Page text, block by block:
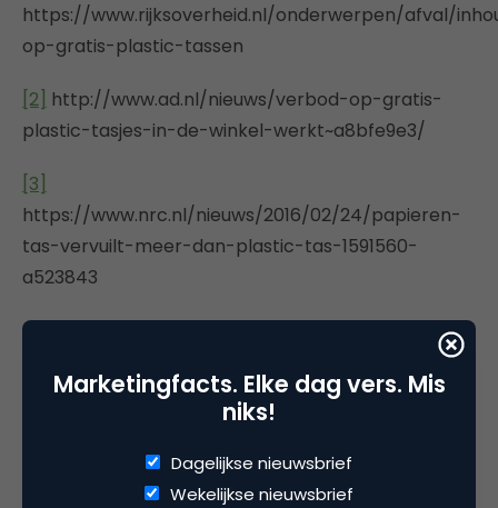
https://www.rijksoverheid.nl/onderwerpen/afval/
op-gratis-plastic-tassen
[2] http://www.ad.nl/nieuws/verbod-op-gratis-
plastic-tasjes-in-de-winkel-werkt~a8bfe9e3/
[3]
https://www.nrc.nl/nieuws/2016/02/24/papieren-
tas-vervuilt-meer-dan-plastic-tas-1591560-
a523843
Marketingfacts. Elke dag vers. Mis
niks!
Dagelijkse nieuwsbrief
Wekelijkse nieuwsbrief